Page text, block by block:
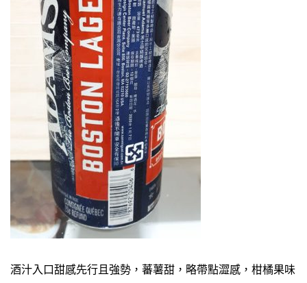
酒汁入口甜感先行且強勢，蕃薯甜，略帶點澀感，柑橘果味